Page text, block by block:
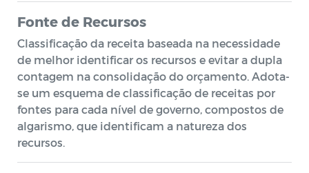
Fonte de Recursos
Classificação da receita baseada na necessidade
de melhor identificar os recursos e evitar a dupla
contagem na consolidação do orçamento. Adota-
se um esquema de classificação de receitas por
fontes para cada nível de governo, compostos de
algarismo, que identificam a natureza dos
recursos.